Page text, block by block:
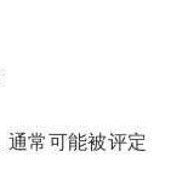
常可能被评定